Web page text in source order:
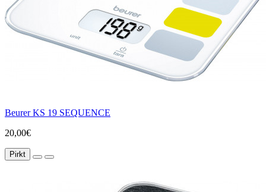
Beurer KS 19 SEQUENCE
20,00€
Pirkt